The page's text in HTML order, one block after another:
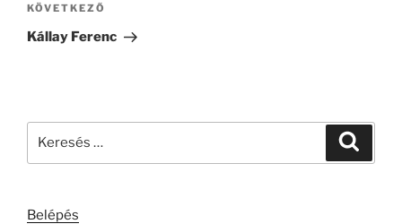
Következő
bejegyzés
KÖVETKEZŐ
Kállay Ferenc
Belépés